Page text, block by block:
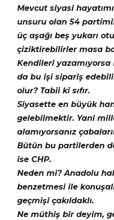
Mevcut siyasi
unsuru olan 54
üç aşağı beş yukarı
çiziktirebilirler masa
Kendileri
da bu işi sipariş
olur? Tabii ki sıfır.
Siyasette en büyük
gelebilmektir. Yani
alamıyorsanız
Bütün bu partilerden
ise CHP.
Neden mi? Anadolu
benzetmesi ile
geçmişi çakıldaklı.
Ne müthiş bir deyim,